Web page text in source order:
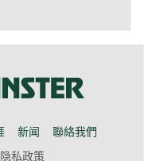
新闻
聯絡我們
隐私政策